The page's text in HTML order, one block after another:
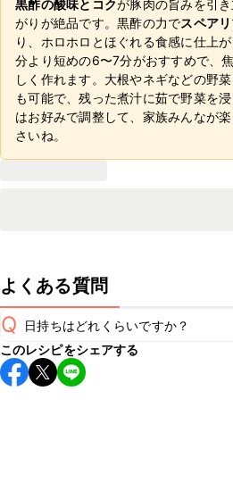
黒酢の酸味とコクが豚肉の旨みを引
がりが絶品です。黒酢の力でスペア
り、ホロホロとほぐれる食感に仕上
分より短めの6〜7分がおすすめで、
しく作れます。大根やネギなどの野
も可能で、残った煮汁に茹で野菜を
はお好みで調整して、家族みんなが
さいね。
よくある質問
Q 日持ちはどれくらいですか？
保存期間は冷蔵で翌日中が目安です
し上がりください。
このレシピをシェアする